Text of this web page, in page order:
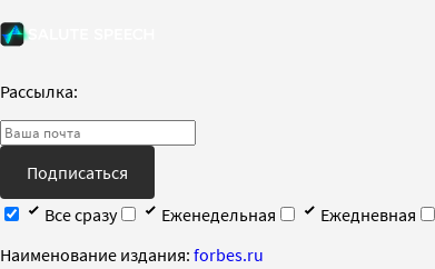
Рассылка:
Подписаться
Все сразу
Еженедельная Ежедневная
Наименование издания: forbes.ru